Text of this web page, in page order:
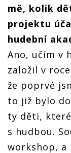
mě, kolik
projektu
hudební
Ano, učím v
založil v
že poprvé
to již bylo
ty děti,
s hudbou.
workshop, a